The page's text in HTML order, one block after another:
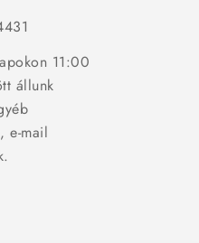
11:00
állunk
e-mail